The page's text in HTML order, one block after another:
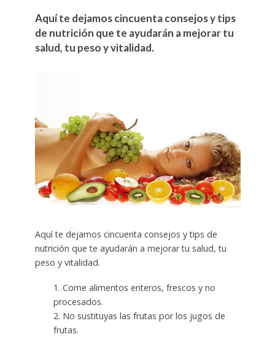
Aquí te dejamos cincuenta consejos y tips
de nutrición que te ayudarán a mejorar tu
salud, tu peso y vitalidad.
Aquí te dejamos cincuenta consejos y tips de
nutrición que te ayudarán a mejorar tu salud, tu
peso y vitalidad.
1. Come alimentos enteros, frescos y no
procesados.
2. No sustituyas las frutas por los jugos de
frutas.